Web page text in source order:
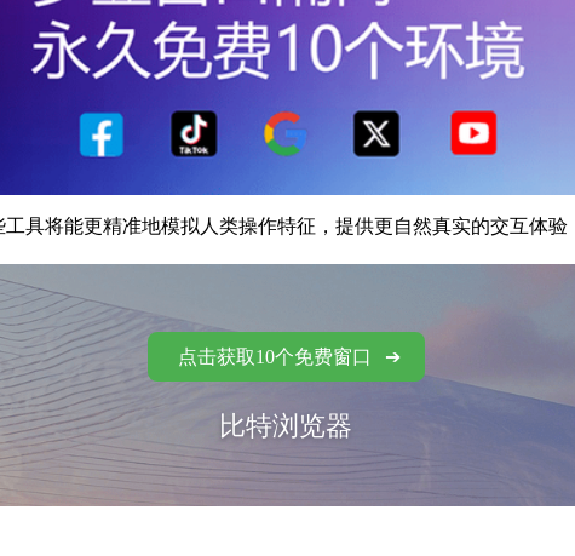
将能更精准地模拟人类操作特征，提供更自然真实的交互体验
点击获取10个免费窗口
比特浏览器